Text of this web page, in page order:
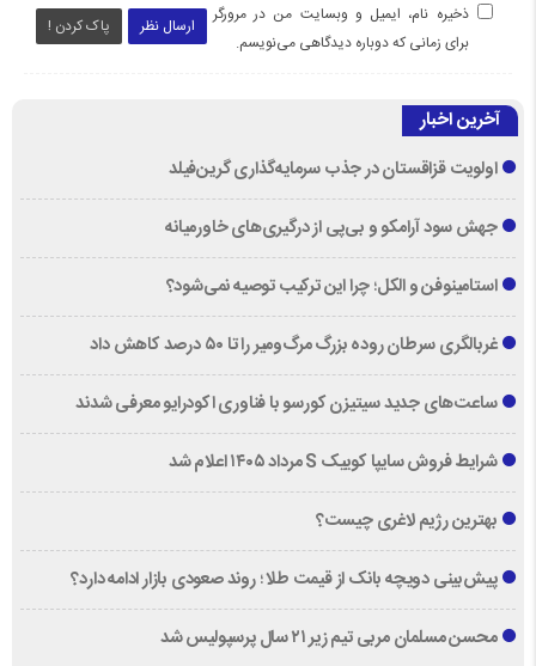
ارسال نظر پاک کردن !
ذخیره نام، ایمیل و وبسایت من در مرورگر
برای زمانی که دوباره دیدگاهی می‌نویسم.
آخرین اخبار
اولویت قزاقستان در جذب سرمایه‌گذاری گرین‌فیلد
جهش سود آرامکو و بی‌پی از درگیری‌های خاورمیانه
استامینوفن و الکل؛ چرا این ترکیب توصیه نمی‌شود؟
غربالگری سرطان روده بزرگ مرگ‌ومیر را تا ۵۰ درصد کاهش داد
ساعت‌های جدید سیتیزن کورسو با فناوری اکودرایو معرفی شدند
شرایط فروش سایپا کوییک S مرداد ۱۴۰۵ اعلام شد
بهترین رژیم لاغری چیست؟
پیش‌بینی دویچه‌ بانک از قیمت طلا ؛ روند صعودی بازار ادامه دارد؟
محسن مسلمان مربی تیم زیر ۲۱ سال پرسپولیس شد